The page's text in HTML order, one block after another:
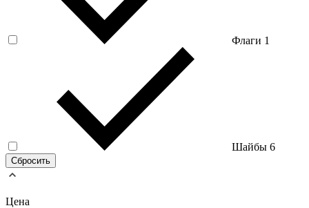
Флаги 1
Шайбы 6
Сбросить
Цена